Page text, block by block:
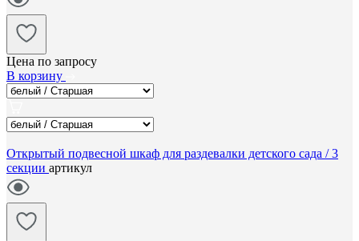
Цена по запросу
В корзину
Открытый подвесной шкаф для раздевалки детского сада / 3
секции артикул